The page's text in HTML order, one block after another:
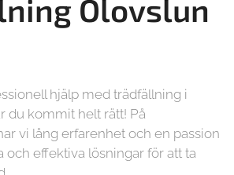
Olovslun
hjälp med trädfällning i
du kommit helt rätt! På
vi lång erfarenhet och en passion
och effektiva lösningar för att ta